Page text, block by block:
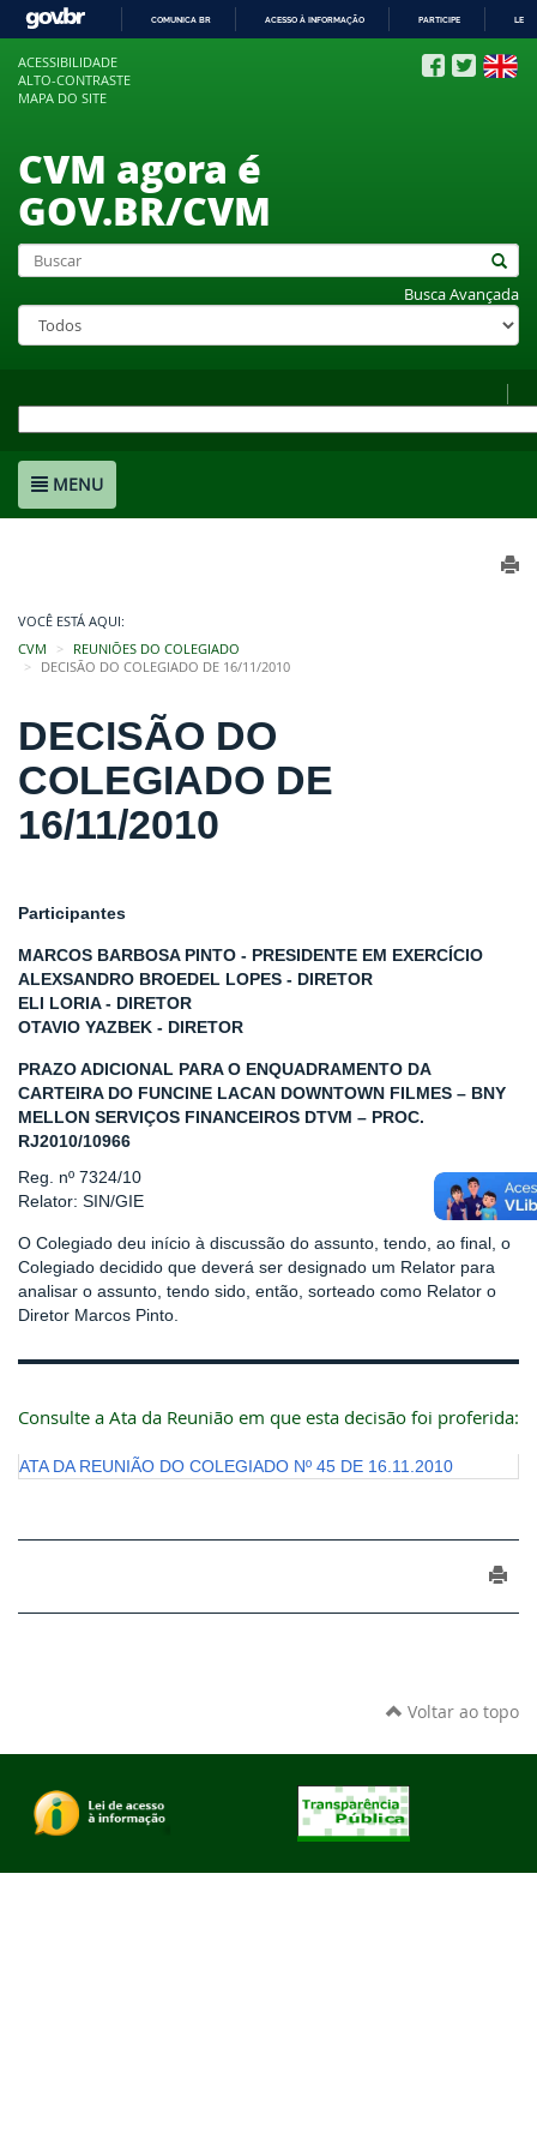
COMUNICA BR ACESSO À INFORMAÇÃO PARTICIPE
ACESSIBILIDADE
ALTO-CONTRASTE
MAPA DO SITE
CVM agora é
GOV.BR/CVM
Busca Avançada
MENU
VOCÊ ESTÁ AQUI:
CVM
REUNIÕES DO COLEGIADO
DECISÃO DO COLEGIADO DE 16/11/2010
DECISÃO DO
COLEGIADO DE
16/11/2010
Participantes
MARCOS BARBOSA PINTO - PRESIDENTE EM EXERCÍCIO
ALEXSANDRO BROEDEL LOPES - DIRETOR
ELI LORIA - DIRETOR
OTAVIO YAZBEK - DIRETOR
PRAZO ADICIONAL PARA O ENQUADRAMENTO DA
CARTEIRA DO FUNCINE LACAN DOWNTOWN FILMES – BNY
MELLON SERVIÇOS FINANCEIROS DTVM – PROC.
RJ2010/10966
Reg. nº 7324/10
Relator: SIN/GIE
O Colegiado deu início à discussão do assunto, tendo, ao final, o
Colegiado decidido que deverá ser designado um Relator para
analisar o assunto, tendo sido, então, sorteado como Relator o
Diretor Marcos Pinto.
Consulte a Ata da Reunião em que esta decisão foi proferida:
ATA DA REUNIÃO DO COLEGIADO Nº 45 DE 16.11.2010
Voltar ao topo